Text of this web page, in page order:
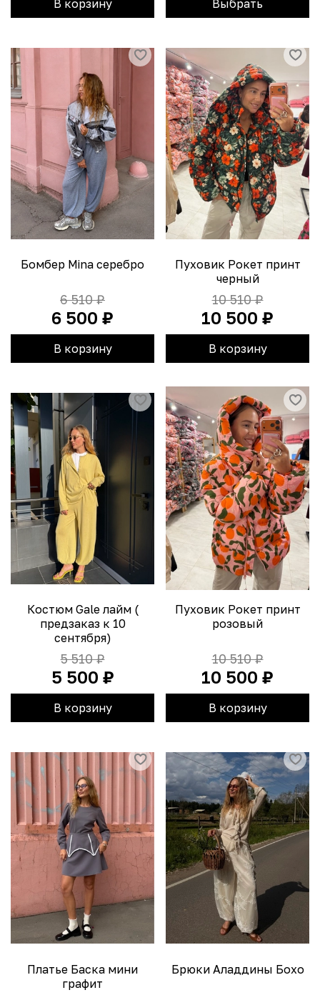
В корзину Выбрать
Бомбер Mina серебро
6 510 ₽
6 500 ₽
В корзину
Пуховик Рокет принт
черный
10 510 ₽
10 500 ₽
В корзину
Костюм Gale лайм (
предзаказ к 10
сентября)
5 510 ₽
5 500 ₽
В корзину
Пуховик Рокет принт
розовый
10 510 ₽
10 500 ₽
В корзину
Платье Баска мини
графит
Брюки Аладдины Бохо